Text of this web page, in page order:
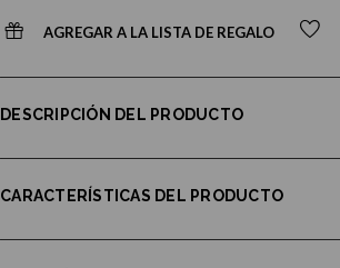
AGREGAR A LA LISTA DE REGALO
DESCRIPCIÓN DEL PRODUCTO
CARACTERÍSTICAS DEL PRODUCTO